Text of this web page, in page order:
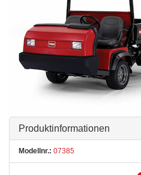
Produktinformationen
Modellnr.: 07385